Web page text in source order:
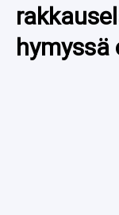
YLEISURHEILU
WILMA
TALVILAJIT